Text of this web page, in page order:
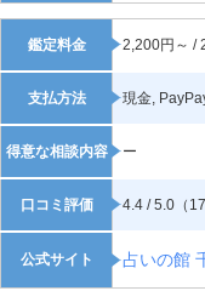
鑑定料金 2,200円～ /
支払方法 現金,
得意な相談内容 ー
口コミ評価 4.4 / 5.0（17
公式サイト 占いの館